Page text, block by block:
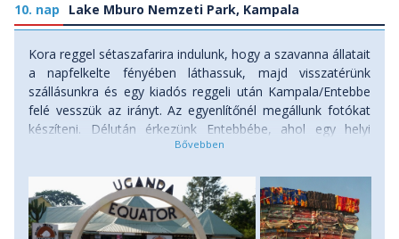
10. nap Lake Mburo Nemzeti Park, Kampala
Kora reggel sétaszafarira indulunk, hogy a szavanna állatait
a napfelkelte fényében láthassuk, majd visszatérünk
szállásunkra és egy kiadós reggeli után Kampala/Entebbe
felé vesszük az irányt. Az egyenlítőnél megállunk fotókat
készíteni. Délután érkezünk Entebbébe, ahol egy helyi
étteremben egy halvacsora mellett "megtartjuk
repülőgépünk indulásának függvényében megkezdjük
hazautazásunkat.